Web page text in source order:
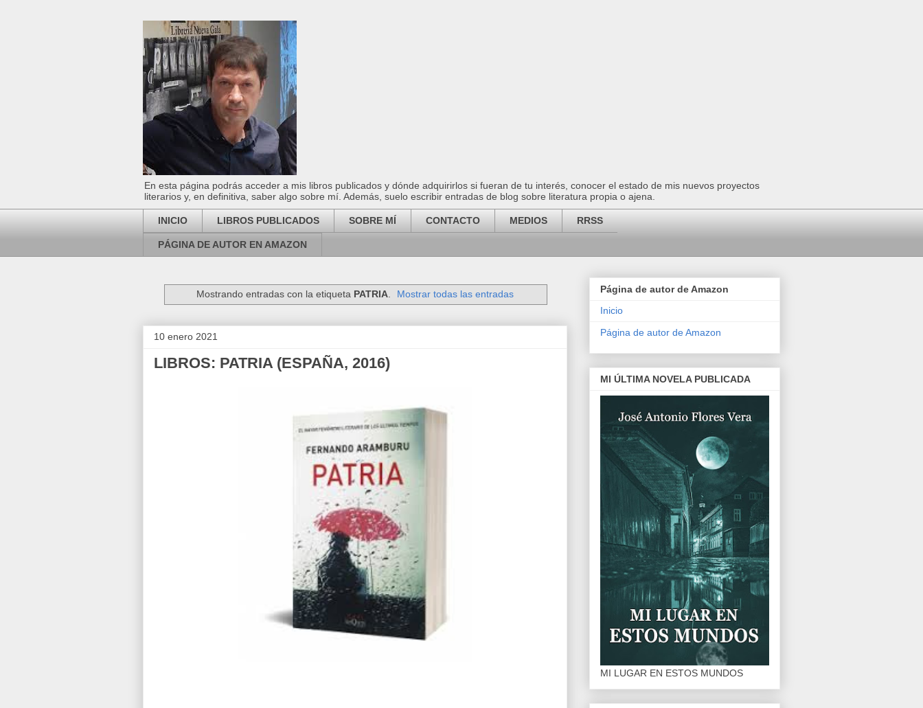
En esta página podrás acceder a mis libros publicados y dónde adquirirlos si fueran de tu interés, conocer el estado de mis nuevos proyectos
literarios y, en definitiva, saber algo sobre mí. Además, suelo escribir entradas de blog sobre literatura propia o ajena.
INICIO LIBROS PUBLICADOS SOBRE MÍ CONTACTO MEDIOS RRSS
PÁGINA DE AUTOR EN AMAZON
Mostrando entradas con la etiqueta PATRIA. Mostrar todas las entradas
10 enero 2021
LIBROS: PATRIA (ESPAÑA, 2016)
Página de autor de Amazon
Inicio
Página de autor de Amazon
MI ÚLTIMA NOVELA PUBLICADA
MI LUGAR EN ESTOS MUNDOS